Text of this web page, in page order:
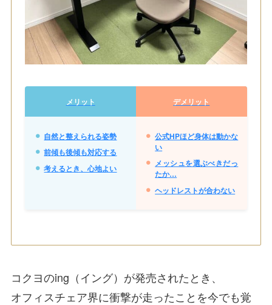
メリット デメリット
自然と整えられる姿勢
前傾も後傾も対応する
考えるとき、心地よい
公式HPほど身体は動かな
い
メッシュを選ぶべきだっ
たか…
ヘッドレストが合わない
コクヨのing（イング）が発売されたとき、
オフィスチェア界に衝撃が走ったことを今でも覚